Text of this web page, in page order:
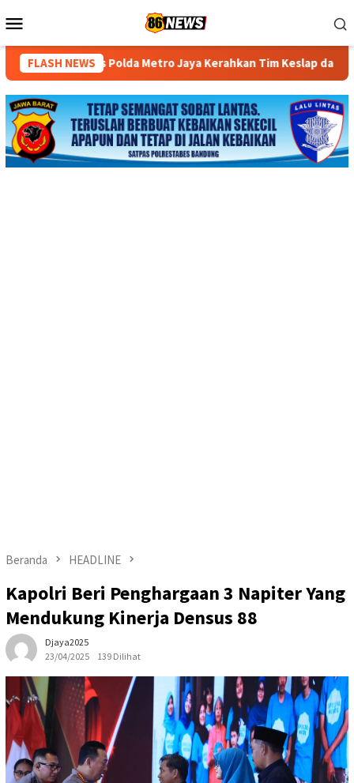
ke
Mobile
FLASH NEWS
Metro Jaya Kerahkan Tim Keslap dan DVI Polda
Beranda HEADLINE
Kapolri Beri Penghargaan 3 Napiter Yang
Mendukung Kinerja Densus 88
Djaya2025
23/04/2025
139 Dilihat